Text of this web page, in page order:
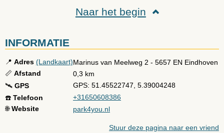
Naar het begin
INFORMATIE
📍 Adres (Landkaart)Marinus van Meelweg 2 - 5657 EN Eindhoven
📏 Afstand
0,3 km
🛰️ GPS
GPS: 51.45522747, 5.39004248
☎️ Telefoon
+31650608386
🌐Website park4you.nl
Stuur deze pagina naar een vriend